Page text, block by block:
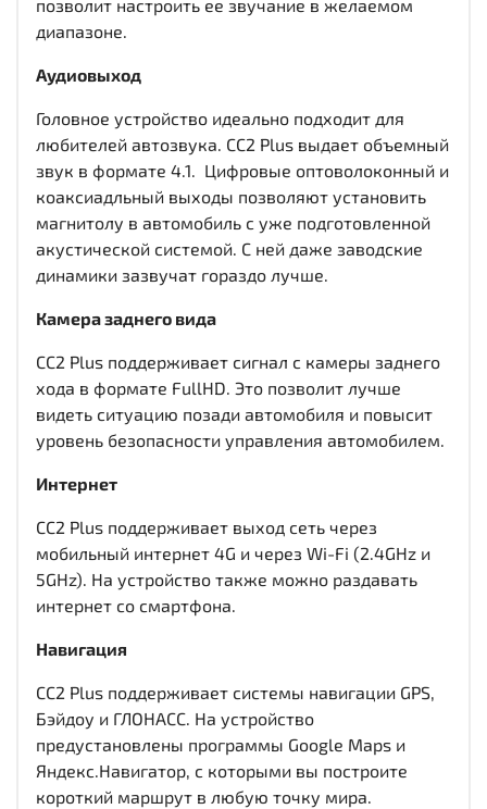
позволит настроить ее звучание в желаемом
диапазоне.
Аудиовыход
Головное устройство идеально подходит для
любителей автозвука. CC2 Plus выдает объемный
звук в формате 4.1. Цифровые оптоволоконный и
коаксиадльный выходы позволяют установить
магнитолу в автомобиль с уже подготовленной
акустической системой. С ней даже заводские
динамики зазвучат гораздо лучше.
Камера заднего вида
CC2 Plus поддерживает сигнал с камеры заднего
хода в формате FullHD. Это позволит лучше
видеть ситуацию позади автомобиля и повысит
уровень безопасности управления автомобилем.
Интернет
CC2 Plus поддерживает выход сеть через
мобильный интернет 4G и через Wi-Fi (2.4GHz и
5GHz). На устройство также можно раздавать
интернет со смартфона.
Навигация
CC2 Plus поддерживает системы навигации GPS,
Бэйдоу и ГЛОНАСС. На устройство
предустановлены программы Google Maps и
Яндекс.Навигатор, с которыми вы построите
короткий маршрут в любую точку мира.